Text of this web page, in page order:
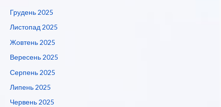
Грудень 2025
Листопад 2025
Жовтень 2025
Вересень 2025
Серпень 2025
Липень 2025
Червень 2025